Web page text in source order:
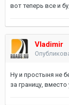
вот теперь все и
Vladimir
Ну и простыня не
за границу,